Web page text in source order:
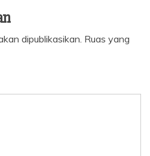
dipublikasikan. Ruas yang